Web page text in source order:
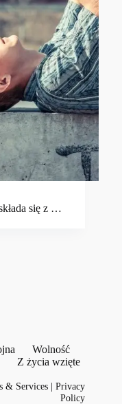
się z …
Wolność
Z życia wzięte
& Services |Privacy
Policy